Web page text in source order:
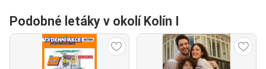
Podobné letáky v okolí Kolín I